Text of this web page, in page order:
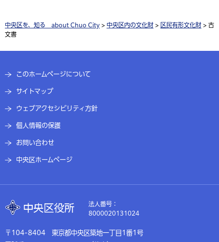
中央区を、知る about Chuo City > 中央区内の文化財 > 区民有形文化財 > 古
文書
このホームページについて
サイトマップ
ウェブアクセシビリティ方針
個人情報の保護
お問い合わせ
中央区ホームページ
法人番号：
8000020131024
〒104-8404 東京都中央区築地一丁目1番1号